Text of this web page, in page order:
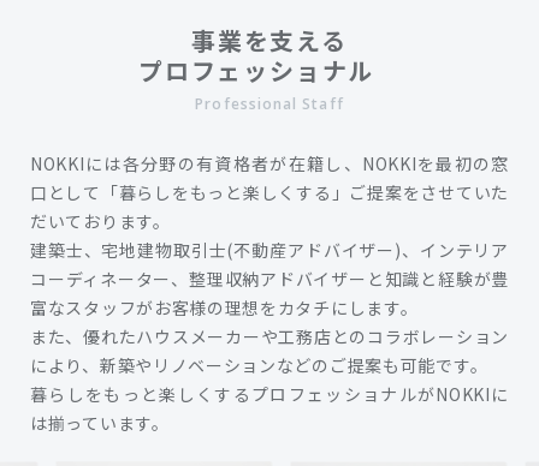
事業を支える
プロフェッショナル
Professional Staff
NOKKIには各分野の有資格者が在籍し、NOKKIを最初の窓
口として「暮らしをもっと楽しくする」ご提案をさせていた
だいております。
建築士、宅地建物取引士(不動産アドバイザー)、インテリア
コーディネーター、整理収納アドバイザーと知識と経験が豊
富なスタッフがお客様の理想をカタチにします。
また、優れたハウスメーカーや工務店とのコラボレーション
により、新築やリノベーションなどのご提案も可能です。
暮らしをもっと楽しくするプロフェッショナルがNOKKIに
は揃っています。